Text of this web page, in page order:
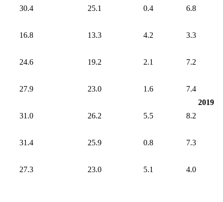
6.8
0.4
25.1
30.4
2019
3.3
4.2
13.3
16.8
7.2
2.1
19.2
24.6
7.4
1.6
23.0
27.9
8.2
5.5
26.2
31.0
7.3
0.8
25.9
31.4
4.0
5.1
23.0
27.3